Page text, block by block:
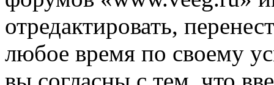
отредактировать,
любое время по своему